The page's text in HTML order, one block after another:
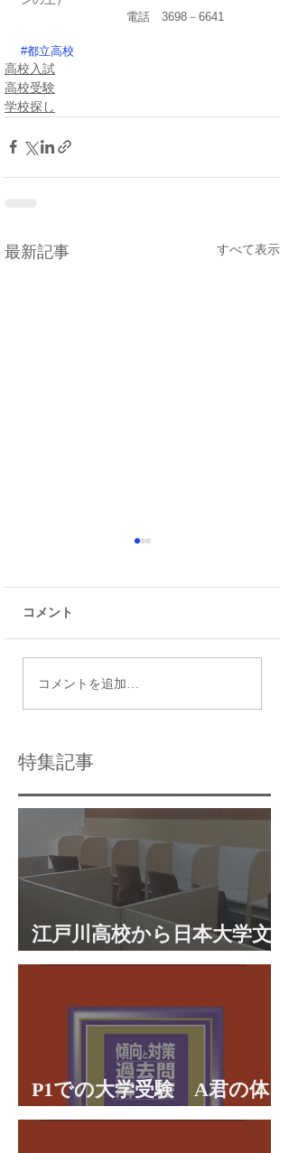
電話　3698－6641
#都立高校
高校入試
高校受験
学校探し
最新記事 すべて表示
令和9年度都立高校入試
コメント
コメントを追加…
特集記事
江戸川高校から日本大学文
理学部に合格 合格体験談
P1での大学受験 A君の体
験談パート２